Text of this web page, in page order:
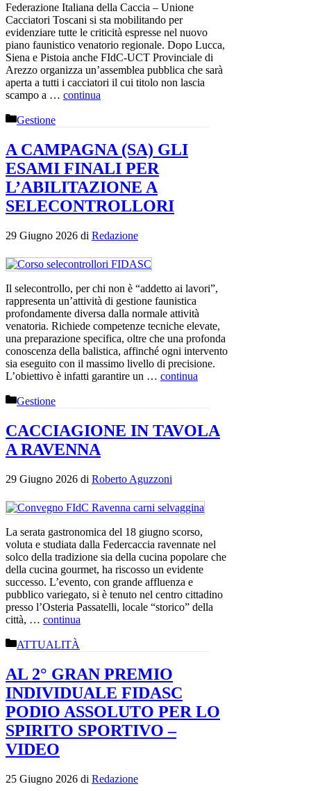
Federazione Italiana della Caccia – Unione
Cacciatori Toscani si sta mobilitando per
evidenziare tutte le criticità espresse nel nuovo
piano faunistico venatorio regionale. Dopo Lucca,
Siena e Pistoia anche FIdC-UCT Provinciale di
Arezzo organizza un’assemblea pubblica che sarà
aperta a tutti i cacciatori il cui titolo non lascia
scampo a … continua
Categorie
Gestione
A CAMPAGNA (SA) GLI
ESAMI FINALI PER
L’ABILITAZIONE A
SELECONTROLLORI
29 Giugno 2026 di Redazione
Il selecontrollo, per chi non è “addetto ai lavori”,
rappresenta un’attività di gestione faunistica
profondamente diversa dalla normale attività
venatoria. Richiede competenze tecniche elevate,
una preparazione specifica, oltre che una profonda
conoscenza della balistica, affinché ogni intervento
sia eseguito con il massimo livello di precisione.
L’obiettivo è infatti garantire un … continua
Categorie
Gestione
CACCIAGIONE IN TAVOLA
A RAVENNA
29 Giugno 2026 di Roberto Aguzzoni
La serata gastronomica del 18 giugno scorso,
voluta e studiata dalla Federcaccia ravennate nel
solco della tradizione sia della cucina popolare che
della cucina gourmet, ha riscosso un evidente
successo. L’evento, con grande affluenza e
pubblico variegato, si è tenuto nel centro cittadino
presso l’Osteria Passatelli, locale “storico” della
città, … continua
Categorie
ATTUALITÀ
AL 2° GRAN PREMIO
INDIVIDUALE FIDASC
PODIO ASSOLUTO PER LO
SPIRITO SPORTIVO –
VIDEO
25 Giugno 2026 di Redazione